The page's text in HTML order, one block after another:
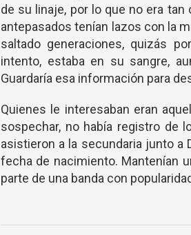
de su linaje, por lo que no era
antepasados tenían lazos con la
saltado generaciones, quizás
intento, estaba en su sangre,
Guardaría esa información para
Quienes le interesaban eran
sospechar, no había registro de
asistieron a la secundaria junto a
fecha de nacimiento. Mantenían
parte de una banda con